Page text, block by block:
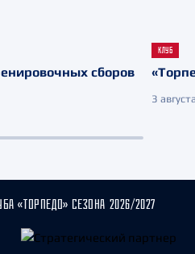
сборов
КЛУБ
3
«ТОРПЕДО» СЕЗОНА 2026/2027